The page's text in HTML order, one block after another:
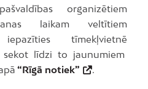
organizētiem
laikam veltītiem
tīmekļvietnē
līdzi to jaunumiem
“Rīgā notiek” .